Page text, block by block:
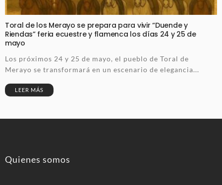
Toral de los Merayo se prepara para vivir “Duende y
Riendas” feria ecuestre y flamenca los días 24 y 25 de
mayo
Los próximos 24 y 25 de mayo, el pueblo de Toral de
Merayo se transformará en un escenario de elegancia...
LEER MÁS
Quienes somos